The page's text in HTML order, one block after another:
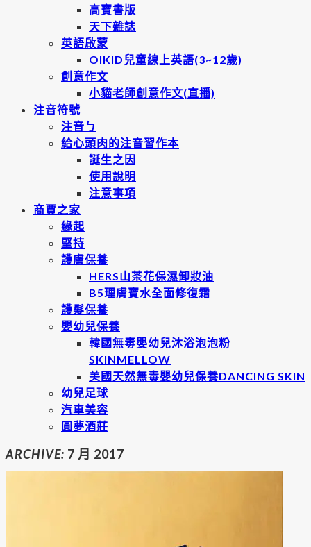
高寶書版
天下雜誌
英語啟蒙
OIKID兒童線上英語(3~12歲)
創意作文
小貓老師創意作文(直播)
注音符號
注音ㄅ
給心頭肉的注音習作本
誕生之因
使用說明
注意事項
商賈之家
緣起
堅持
護膚保養
HERS山茶花保濕卸妝油
B5理膚寶水全面修復霜
護髮保養
嬰幼兒保養
韓國無毒嬰幼兒沐浴泡泡粉
SKINMELLOW
美國天然無毒嬰幼兒保養DANCING SKIN
幼兒足球
汽車美容
圓夢酒莊
ARCHIVE: 7 月 2017